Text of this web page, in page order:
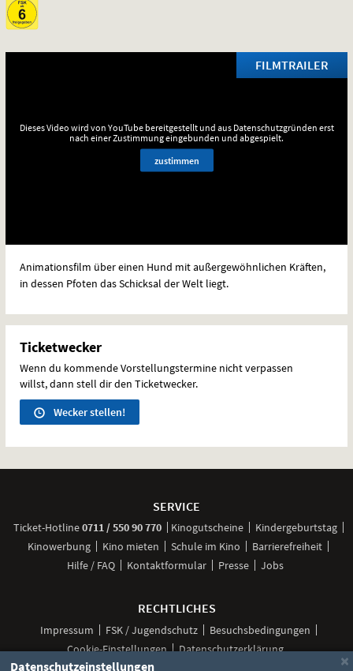
FILMTRAILER
Dieses Video wird von YouTube bereitgestellt und aus Datenschutzgründen erst
nach einer Zustimmung eingebunden und abgespielt.
zustimmen
Animationsfilm über einen Hund mit außergewöhnlichen Kräften,
in dessen Pfoten das Schicksal der Welt liegt.
Ticketwecker
Wenn du kommende Vorstellungstermine nicht verpassen
willst, dann stell dir den Ticketwecker.
Wecker stellen!
SERVICE
Ticket-Hotline0711 / 550 90 770anrufen
Kinogutscheine
Kindergeburtstag
Kinowerbung
Kino mieten Schule im Kino
Barrierefreiheit
Hilfe / FAQ
Kontaktformular Presse Jobs
RECHTLICHES
Impressum FSK / Jugendschutz
Besuchsbedingungen
Cookie-Einstellungen
Datenschutzerklärung
×
Datenschutzeinstellungen